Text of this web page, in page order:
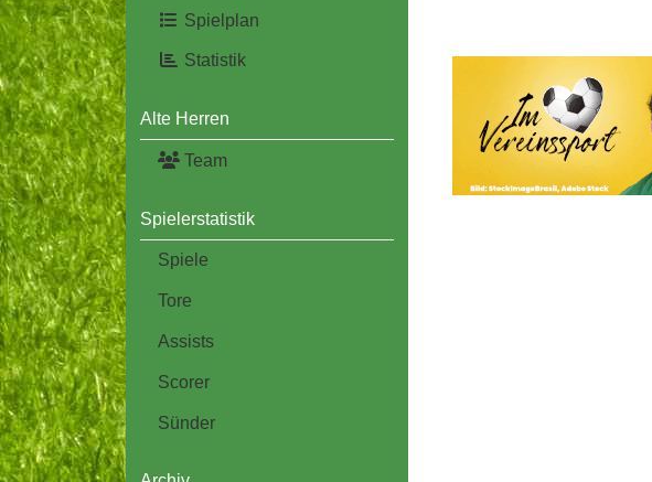
Spielplan
Statistik
Alte Herren
Team
Spielerstatistik
Spiele
Tore
Assists
Scorer
Sünder